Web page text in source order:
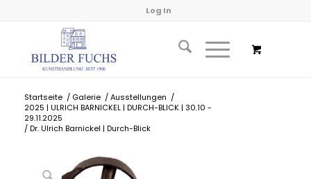
Log In
Startseite / Galerie / Ausstellungen /
2025 | ULRICH BARNICKEL | DURCH-BLICK | 30.10 -
29.11.2025
/ Dr. Ulrich Barnickel | Durch-Blick